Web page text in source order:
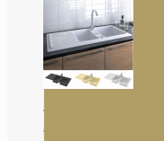
керамическая